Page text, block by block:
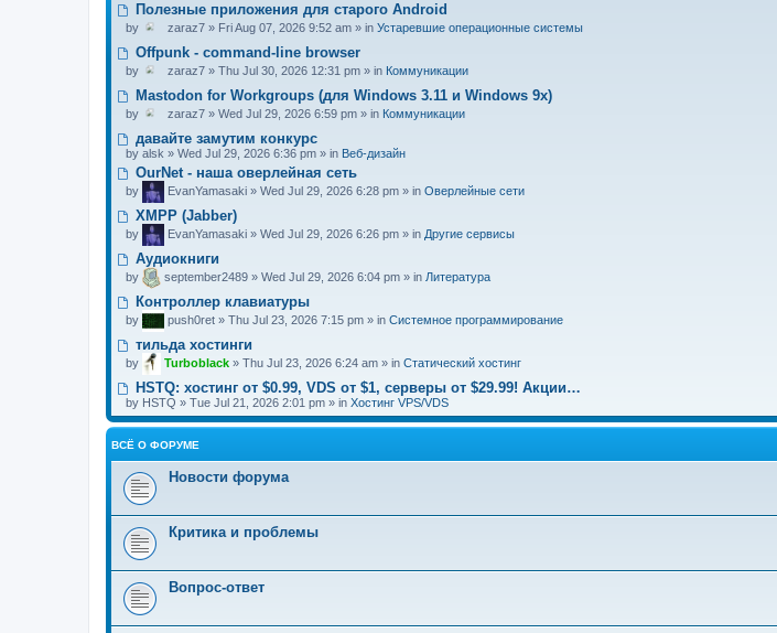
Полезные приложения для старого Android
by zaraz7 » Fri Aug 07, 2026 9:52 am » in Устаревшие операционные системы
Offpunk - command-line browser
by zaraz7 » Thu Jul 30, 2026 12:31 pm » in Коммуникации
Mastodon for Workgroups (для Windows 3.11 и Windows 9x)
by zaraz7 » Wed Jul 29, 2026 6:59 pm » in Коммуникации
давайте замутим конкурс
by alsk » Wed Jul 29, 2026 6:36 pm » in Веб-дизайн
OurNet - наша оверлейная сеть
by EvanYamasaki » Wed Jul 29, 2026 6:28 pm » in Оверлейные сети
XMPP (Jabber)
by EvanYamasaki » Wed Jul 29, 2026 6:26 pm » in Другие сервисы
Аудиокниги
by september2489 » Wed Jul 29, 2026 6:04 pm » in Литература
Контроллер клавиатуры
by push0ret » Thu Jul 23, 2026 7:15 pm » in Системное программирование
тильда хостинги
by Turboblack» Thu Jul 23, 2026 6:24 am » in Статический хостинг
HSTQ: хостинг от $0.99, VDS от $1, cерверы от $29.99! Акции…
by HSTQ » Tue Jul 21, 2026 2:01 pm » in Хостинг VPS/VDS
ВСЁ О ФОРУМЕ
Новости форума
Критика и проблемы
Вопрос-ответ